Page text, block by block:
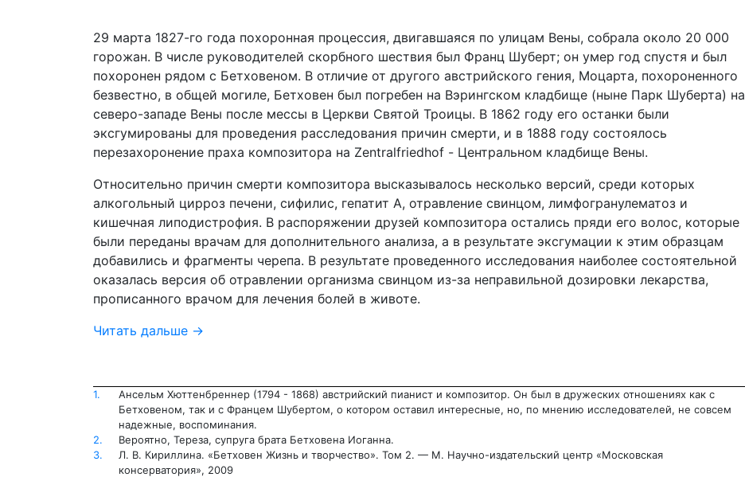
29 марта 1827-го года похоронная процессия, двигавшаяся по улицам Вены, собрала около 20 000
горожан. В числе руководителей скорбного шествия был Франц Шуберт; он умер год спустя и был
похоронен рядом с Бетховеном. В отличие от другого австрийского гения, Моцарта, похороненного
безвестно, в общей могиле, Бетховен был погребен на Вэрингском кладбище (ныне Парк Шуберта) на
северо-западе Вены после мессы в Церкви Святой Троицы. В 1862 году его останки были
эксгумированы для проведения расследования причин смерти, и в 1888 году состоялось
перезахоронение праха композитора на Zentralfriedhof - Центральном кладбище Вены.
Относительно причин смерти композитора высказывалось несколько версий, среди которых
алкогольный цирроз печени, сифилис, гепатит А, отравление свинцом, лимфогранулематоз и
кишечная липодистрофия. В распоряжении друзей композитора остались пряди его волос, которые
были переданы врачам для дополнительного анализа, а в результате эксгумации к этим образцам
добавились и фрагменты черепа. В результате проведенного исследования наиболее состоятельной
оказалась версия об отравлении организма свинцом из-за неправильной дозировки лекарства,
прописанного врачом для лечения болей в животе.
Читать дальше →
1.
Ансельм Хюттенбреннер (1794 - 1868) австрийский пианист и композитор. Он был в дружеских отношениях как с
Бетховеном, так и с Францем Шубертом, о котором оставил интересные, но, по мнению исследователей, не совсем
надежные, воспоминания.
2.
Вероятно, Тереза, супруга брата Бетховена Иоганна.
3.
Л. В. Кириллина. «Бетховен Жизнь и творчество». Том 2. — М. Научно-издательский центр «Московская
консерватория», 2009